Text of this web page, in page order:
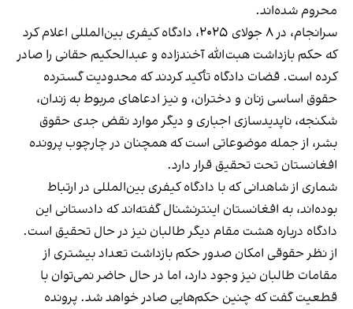
محروم شده‌اند.
سرانجام، در ۸ جولای ۲۰۲۵، دادگاه کیفری بین‌المللی اعلام کرد
که حکم بازداشت هبت‌الله آخندزاده و عبدالحکیم حقانی را صادر
کرده است. قضات دادگاه تأکید کردند که محدودیت گسترده
حقوق اساسی زنان و دختران، و نیز ادعاهای مربوط به زندان،
شکنجه، ناپدیدسازی اجباری و دیگر موارد نقض جدی حقوق
بشر، از جمله موضوعاتی است که همچنان در چارچوب پرونده
افغانستان تحت تحقیق قرار دارد.
شماری از شاهدانی که با دادگاه کیفری بین‌المللی در ارتباط
بوده‌اند، به افغانستان اینترنشنال گفته‌اند که دادستانی این
دادگاه درباره هشت مقام دیگر طالبان نیز در حال تحقیق است.
از نظر حقوقی امکان صدور حکم بازداشت تعداد بیشتری از
مقامات طالبان نیز وجود دارد، اما در حال حاضر نمی‌توان با
قطعیت گفت که چنین حکم‌هایی صادر خواهد شد. پرونده